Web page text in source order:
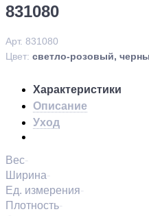
831080
Арт. 831080
Цвет: светло-розовый,
Характеристики
Описание
Уход
Вес
Ширина
Ед. измерения
Плотность